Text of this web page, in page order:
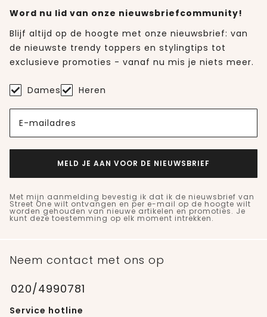
Word nu lid van onze nieuwsbriefcommunity!
Blijf altijd op de hoogte met onze nieuwsbrief: van
de nieuwste trendy toppers en stylingtips tot
exclusieve promoties - vanaf nu mis je niets meer.
Dames Heren
E-mailadres
MELD JE AAN VOOR DE NIEUWSBRIEF
Met mijn aanmelding bevestig ik dat ik de nieuwsbrief van
Street One wilt ontvangen en per e-mail op de hoogte wilt
worden gehouden van nieuwe artikelen en promoties. Je
kunt deze toestemming op elk moment intrekken.
Neem contact met ons op
020/4990781
Service hotline